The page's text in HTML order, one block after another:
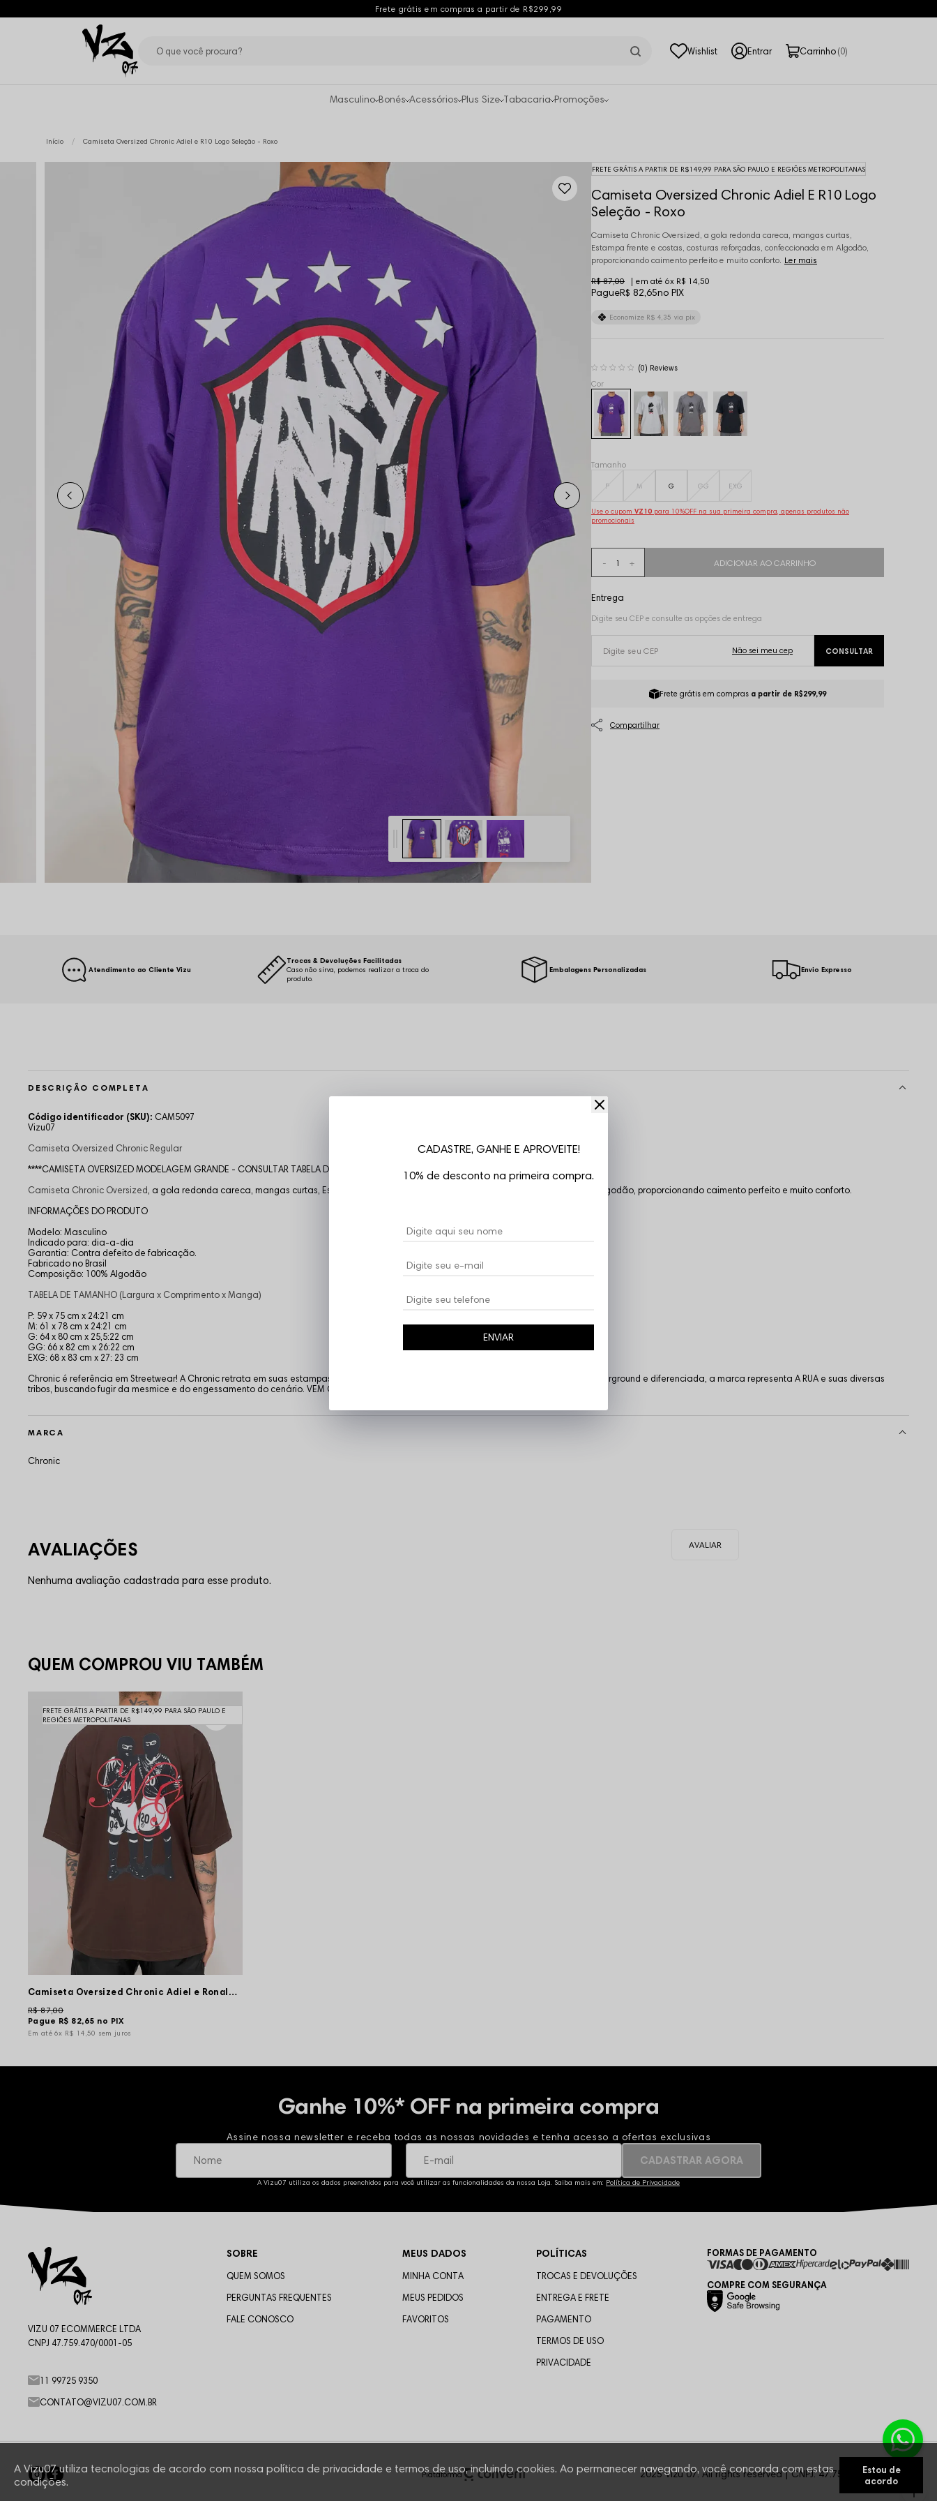
Frete grátis em compras a partir de R$299,99
0
Masculino Bonés Acessórios Plus Size Tabacaria Promoções
Início Camiseta Oversized Chronic Adiel e R10 Logo Seleção - Roxo
FRETE GRÁTIS A PARTIR DE R$149,99 PARA SÃO PAULO E REGIÕES METROPOLITANAS
Camiseta Oversized Chronic Adiel E R10 Logo
Seleção - Roxo
Camiseta Chronic Oversized, a gola redonda careca, mangas curtas,
Estampa frente e costas, costuras reforçadas, confeccionada em Algodão,
proporcionando caimento perfeito e muito conforto. Ler mais
PagueR$ 82,65no PIX
R$ 87,00 6x R$ 14,50
Economize R$ 4,35 via pix
(0)
Tamanho
P M G GG EXG
Use o cupom VZ10 para 10%OFF na sua primeira compra, apenas produtos não
promocionais
Frete grátis em compras a partir de R$299,99
Atendimento ao Cliente Vizu
Trocas & Devoluções Facilitadas
Caso não sirva, podemos realizar a troca do
produto.
Embalagens Personalizadas Envio Expresso
DESCRIÇÃO COMPLETA
Código identificador (SKU): CAM5097
Vizu07
Camiseta Oversized Chronic Regular
****CAMISETA OVERSIZED MODELAGEM GRANDE - CONSULTAR TABELA DE MEDIDAS
Camiseta Chronic Oversized, a gola redonda careca, mangas curtas, Estampa frente e costas, costuras reforçadas, confeccionada em Algodão, proporcionando caimento perfeito e muito conforto.
INFORMAÇÕES DO PRODUTO
Modelo: Masculino
Indicado para: dia-a-dia
Garantia: Contra defeito de fabricação.
Fabricado no Brasil
Composição: 100% Algodão
TABELA DE TAMANHO (Largura x Comprimento x Manga)
P: 59 x 75 cm x 24:21 cm
M: 61 x 78 cm x 24:21 cm
G: 64 x 80 cm x 25,5:22 cm
GG: 66 x 82 cm x 26:22 cm
EXG: 68 x 83 cm x 27: 23 cm
Chronic é referência em Streetwear! A Chronic retrata em suas estampas temas complexos que as demais tratam como tabu. Urbana, underground e diferenciada, a marca representa A RUA e suas diversas
tribos, buscando fugir da mesmice e do engessamento do cenário. VEM COM NOIZ
MARCA
Chronic
Nenhuma avaliação cadastrada para esse produto.
QUEM COMPROU VIU TAMBÉM
FRETE GRÁTIS A PARTIR DE R$149,99 PARA SÃO PAULO E
REGIÕES METROPOLITANAS
Camiseta Oversized Chronic Adiel e Ronaldinho - Marrom
Pague R$ 82,65 no PIX
R$ 87,00
6x R$ 14,50 sem juros
Ganhe 10%* OFF na primeira compra
Assine nossa newsletter e receba todas as nossas novidades e tenha acesso a ofertas exclusivas
CADASTRAR AGORA
A Vizu07 utiliza os dados preenchidos para você utilizar as funcionalidades da nossa Loja. Saiba mais em: Política de Privacidade
SOBRE
QUEM SOMOS
PERGUNTAS FREQUENTES
FALE CONOSCO
MEUS DADOS
MINHA CONTA
MEUS PEDIDOS
FAVORITOS
POLÍTICAS
TROCAS E DEVOLUÇÕES
ENTREGA E FRETE
PAGAMENTO
TERMOS DE USO
PRIVACIDADE
VIZU 07 ECOMMERCE LTDA
CNPJ 47.759.470/0001-05
11 99725 9350
CONTATO@VIZU07.COM.BR
FORMAS DE PAGAMENTO
COMPRE COM SEGURANÇA
Plataforma 2025 Vizu 07. All rights reserved | CNPJ: 47.759.470/0001-05
A Vizu07 utiliza tecnologias de acordo com nossa política de privacidade e termos de uso, incluindo cookies. Ao permanecer navegando, você concorda com estas
condições.
Estou de
acordo
CADASTRE, GANHE E APROVEITE!
10% de desconto na primeira compra.
ENVIAR